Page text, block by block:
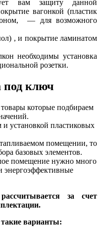
вам защиту данной
вагонкой (пластик
— для возможного
, и покрытие ламинатом
необходимы установка
розетки.
под ключ
которые подбираем
установкой пластиковых
помещении, то
базовых элементов.
помещение нужно много
энергоэффективные
за счет
варианты: